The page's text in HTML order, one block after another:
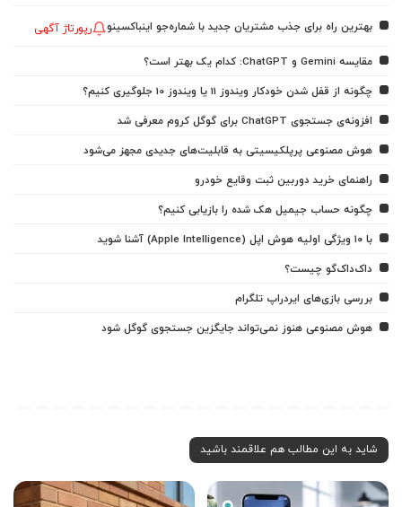
بهترین راه برای جذب مشتریان جدید با شماره‌جو اینباکسینو رپورتاژ آگهی
مقایسه Gemini و ChatGPT: کدام یک بهتر است؟
چگونه از قفل شدن خودکار ویندوز 11 یا ویندوز 10 جلوگیری کنیم؟
افزونه‌ی جستجوی ChatGPT برای گوگل کروم معرفی شد
هوش مصنوعی پرپلکیسیتی به قابلیت‌های جدیدی مجهز می‌شود
راهنمای خرید دوربین ثبت وقایع خودرو
چگونه حساب جیمیل هک شده را بازیابی کنیم؟
با ۱۰ ویژگی اولیه هوش اپل (Apple Intelligence) آشنا شوید
داک‌داک‌گو چیست؟
بررسی بازی‌های ایردراپ تلگرام
هوش مصنوعی هنوز نمی‌تواند جایگزین جستجوی گوگل شود
شاید به این مطالب هم علاقمند باشید